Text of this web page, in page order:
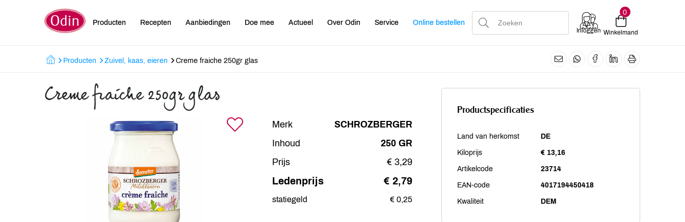
Producten Recepten Aanbiedingen Doe mee Actueel Over Odin Service Online bestellen
Inloggen
0
Winkelmand
Producten Zuivel, kaas, eieren Creme fraiche 250gr glas
Creme fraiche 250gr glas
Merk
SCHROZBERGER
Inhoud
250 GR
Prijs
€ 3,29
Ledenprijs € 2,79
statiegeld € 0,25
Productspecificaties
Land van herkomst DE
Kiloprijs € 13,16
Artikelcode 23714
EAN-code 4017194450418
Kwaliteit DEM